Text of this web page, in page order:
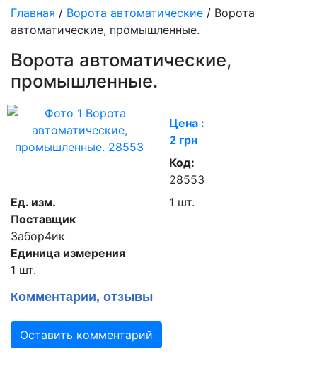
Главная / Ворота автоматические / Ворота
автоматические, промышленные.
Ворота автоматические,
промышленные.
Цена :
2 грн
Код:
28553
Ед. изм.
1 шт.
Поставщик
Забор4ик
Единица измерения
1 шт.
Комментарии, отзывы
Оставить комментарий